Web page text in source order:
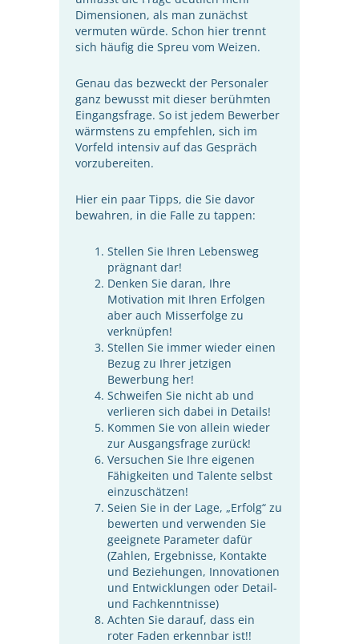
Dimensionen, als man zunächst
vermuten würde. Schon hier trennt
sich häufig die Spreu vom Weizen.
Genau das bezweckt der Personaler
ganz bewusst mit dieser berühmten
Eingangsfrage. So ist jedem Bewerber
wärmstens zu empfehlen, sich im
Vorfeld intensiv auf das Gespräch
vorzubereiten.
Hier ein paar Tipps, die Sie davor
bewahren, in die Falle zu tappen:
Stellen Sie Ihren Lebensweg
prägnant dar!
Denken Sie daran, Ihre
Motivation mit Ihren Erfolgen
aber auch Misserfolge zu
verknüpfen!
Stellen Sie immer wieder einen
Bezug zu Ihrer jetzigen
Bewerbung her!
Schweifen Sie nicht ab und
verlieren sich dabei in Details!
Kommen Sie von allein wieder
zur Ausgangsfrage zurück!
Versuchen Sie Ihre eigenen
Fähigkeiten und Talente selbst
einzuschätzen!
Seien Sie in der Lage, „Erfolg“ zu
bewerten und verwenden Sie
geeignete Parameter dafür
(Zahlen, Ergebnisse, Kontakte
und Beziehungen, Innovationen
und Entwicklungen oder Detail-
und Fachkenntnisse)
Achten Sie darauf, dass ein
roter Faden erkennbar ist!!